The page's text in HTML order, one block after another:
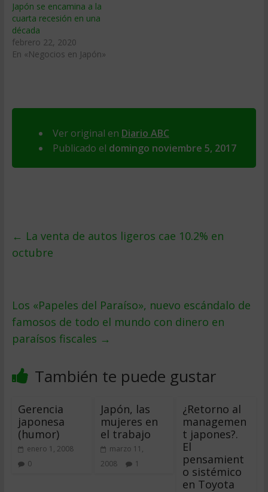
Japón se encamina a la
cuarta recesión en una
década
febrero 22, 2020
En «Negocios en Japón»
Ver original en Diario ABC
Publicado el domingo noviembre 5, 2017
← La venta de autos ligeros cae 10.2% en
octubre
Los «Papeles del Paraíso», nuevo escándalo de
famosos de todo el mundo con dinero en
paraísos fiscales →
También te puede gustar
Gerencia
japonesa
(humor)
enero 1, 2008
0
Japón, las
mujeres en
el trabajo
marzo 11,
2008
1
¿Retorno al
managemen
t japones?.
El
pensamient
o sistémico
en Toyota